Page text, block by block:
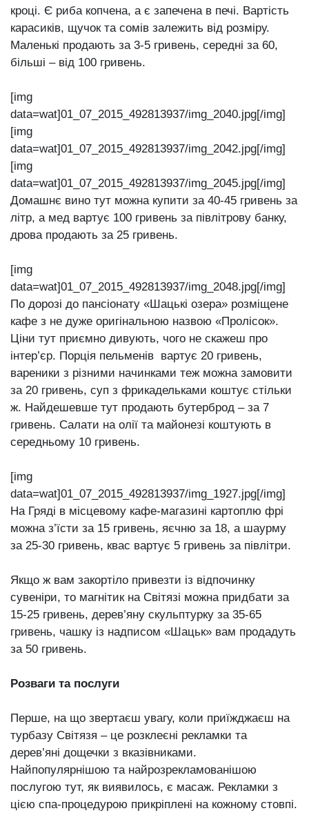
кроці. Є риба копчена, а є запечена в печі. Вартість
карасиків, щучок та сомів залежить від розміру.
Маленькі продають за 3-5 гривень, середні за 60,
більші – від 100 гривень.
[img
data=wat]01_07_2015_492813937/img_2040.jpg[/img]
[img
data=wat]01_07_2015_492813937/img_2042.jpg[/img]
[img
data=wat]01_07_2015_492813937/img_2045.jpg[/img]
Домашнє вино тут можна купити за 40-45 гривень за
літр, а мед вартує 100 гривень за півлітрову банку,
дрова продають за 25 гривень.
[img
data=wat]01_07_2015_492813937/img_2048.jpg[/img]
По дорозі до пансіонату «Шацькі озера» розміщене
кафе з не дуже оригінальною назвою «Пролісок».
Ціни тут приємно дивують, чого не скажеш про
інтер’єр. Порція пельменів вартує 20 гривень,
вареники з різними начинками теж можна замовити
за 20 гривень, суп з фрикадельками коштує стільки
ж. Найдешевше тут продають бутерброд – за 7
гривень. Салати на олії та майонезі коштують в
середньому 10 гривень.
[img
data=wat]01_07_2015_492813937/img_1927.jpg[/img]
На Гряді в місцевому кафе-магазині картоплю фрі
можна з’їсти за 15 гривень, яєчню за 18, а шаурму
за 25-30 гривень, квас вартує 5 гривень за півлітри.
Якщо ж вам закортіло привезти із відпочинку
сувеніри, то магнітик на Світязі можна придбати за
15-25 гривень, дерев’яну скульптурку за 35-65
гривень, чашку із надписом «Шацьк» вам продадуть
за 50 гривень.
Розваги та послуги
Перше, на що звертаєш увагу, коли приїжджаєш на
турбазу Світязя – це розклеєні рекламки та
дерев’яні дощечки з вказівниками.
Найпопулярнішою та найрозрекламованішою
послугою тут, як виявилось, є масаж. Рекламки з
цією спа-процедурою прикріплені на кожному стовпі.